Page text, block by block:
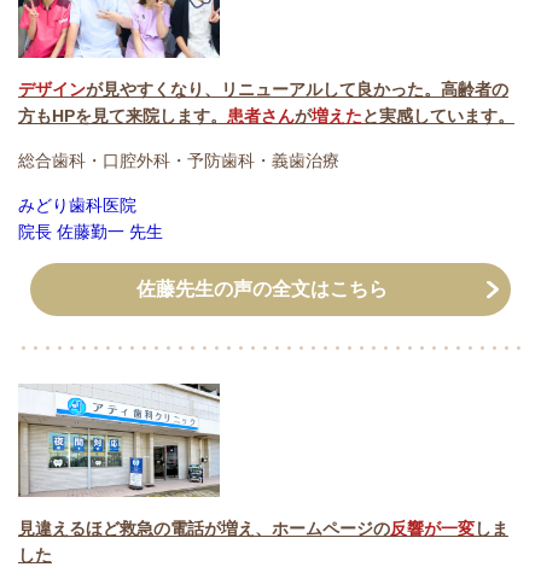
デザインが見やすくなり、リニューアルして良かった。高齢者の
方もHPを見て来院します。 患者さんが増えたと実感しています。
総合歯科・口腔外科・予防歯科・義歯治療
みどり歯科医院
院長 佐藤勤一 先生
佐藤先生の声の全文はこちら
見違えるほど救急の電話が増え、ホームページの反響が一変しま
した